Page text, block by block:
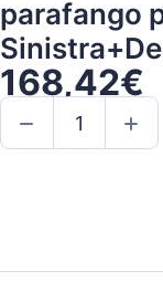
parafango
168,42€